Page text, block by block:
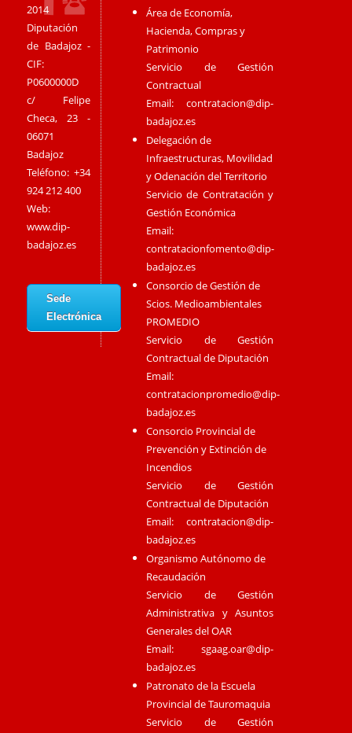
2014
Diputación
de Badajoz -
CIF:
P0600000D
c/ Felipe
Checa, 23 -
06071
Badajoz
Teléfono: +34
924 212 400
Web:
www.dip-
badajoz.es
Sede
Electrónica
Área de Economía,
Hacienda, Compras y
Patrimonio
Servicio de Gestión
Contractual
Email:contratacion@dip-
badajoz.es
Delegación de
Infraestructuras, Movilidad
y Odenación del Territorio
Servicio de Contratación y
Gestión Económica
Email:
contratacionfomento@dip-
badajoz.es
Consorcio de Gestión de
Scios. Medioambientales
PROMEDIO
Servicio de Gestión
Contractual de Diputación
Email:
contratacionpromedio@dip-
badajoz.es
Consorcio Provincial de
Prevención y Extinción de
Incendios
Servicio de Gestión
Contractual de Diputación
Email:contratacion@dip-
badajoz.es
Organismo Autónomo de
Recaudación
Servicio de Gestión
Administrativa y Asuntos
Generales del OAR
Email:sgaag.oar@dip-
badajoz.es
Patronato de la Escuela
Provincial de Tauromaquia
Servicio de Gestión